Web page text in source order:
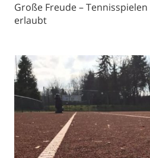
Große Freude –
erlaubt